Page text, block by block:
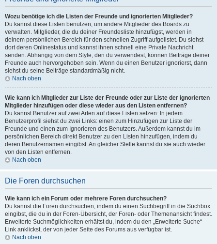
Wozu benötige ich die Listen der Freunde und ignorierten Mitglieder?
Du kannst diese Listen benutzen, um andere Mitglieder des Boards zu
verwalten. Mitglieder, die du deiner Freundesliste hinzufügst, werden in
deinem persönlichen Bereich für den schnellen Zugriff aufgelistet. Du siehst
dort deren Onlinestatus und kannst ihnen schnell eine Private Nachricht
senden. Abhängig von dem Style, den du verwendest, können Beiträge deiner
Freunde auch hervorgehoben sein. Wenn du einen Benutzer ignorierst, dann
siehst du seine Beiträge standardmäßig nicht.
Nach oben
Wie kann ich Mitglieder zur Liste der Freunde oder zur Liste der ignorierten
Mitglieder hinzufügen oder diese wieder aus den Listen entfernen?
Du kannst Benutzer auf zwei Arten auf diese Listen setzen: In jedem
Benutzerprofil siehst du zwei Links: einen zum Hinzufügen zur Liste der
Freunde und einen zum Ignorieren des Benutzers. Außerdem kannst du im
persönlichen Bereich direkt Benutzer zu den Listen hinzufügen, indem du
deren Benutzernamen eingibst. An gleicher Stelle kannst du sie auch wieder
von den Listen entfernen.
Nach oben
Die Foren durchsuchen
Wie kann ich ein Forum oder mehrere Foren durchsuchen?
Du kannst die Foren durchsuchen, indem du einen Suchbegriff in die Suchbox
eingibst, die du in der Foren-Übersicht, der Foren- oder Themenansicht findest.
Erweiterte Suchmöglichkeiten erhältst du, indem du den „Erweiterte Suche“-
Link anklickst, der von jeder Seite des Forums aus verfügbar ist.
Nach oben